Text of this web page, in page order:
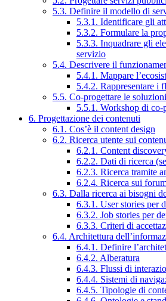
5.3. Definire il modello di
5.3.1. Identificare gli
5.3.2. Formulare la
5.3.3. Inquadrare gli
servizio
5.4. Descrivere il
5.4.1. Mappare
5.4.2. Rappresentare i
5.5. Co-progettare le soluzioni
5.5.1. Workshop di co-
6. Progettazione dei contenuti
6.1. Cos’è il content design
6.2. Ricerca utente sui
6.2.1. Content
6.2.2. Dati di ricerca
6.2.3. Ricerca tramite
6.2.4. Ricerca sui
6.3. Dalla ricerca ai bisogni
6.3.1. User stories per
6.3.2. Job stories per
6.3.3. Criteri di
6.4. Architettura
6.4.1. Definire
6.4.2. Alberatura
6.4.3. Flussi di
6.4.4. Sistemi di
6.4.5. Tipologie di